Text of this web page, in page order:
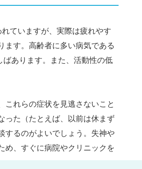
ていますが、実際は疲れやす
ます。高齢者に多い病気である
ばあります。また、活動性の低
れらの症状を見逃さないこと
った（たとえば、以前は休まず
するのがよいでしょう。失神や
め、すぐに病院やクリニックを